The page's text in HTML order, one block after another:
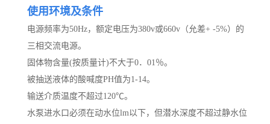
使用环境及条件
电源频率为50Hz，额定电压为380v或660v（允差+ -5%）的
三相交流电源。
固体物含量(按质量计)不大于0．01％。
被抽送液体的酸喊度PH值为1-14。
输送介质温度不超过120℃。
水泵进水口必须在动水位lm以下，但潜水深度不超过静水位